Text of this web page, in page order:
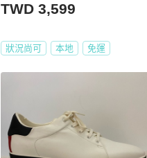
TWD 3,599
狀況尚可 本地 免運